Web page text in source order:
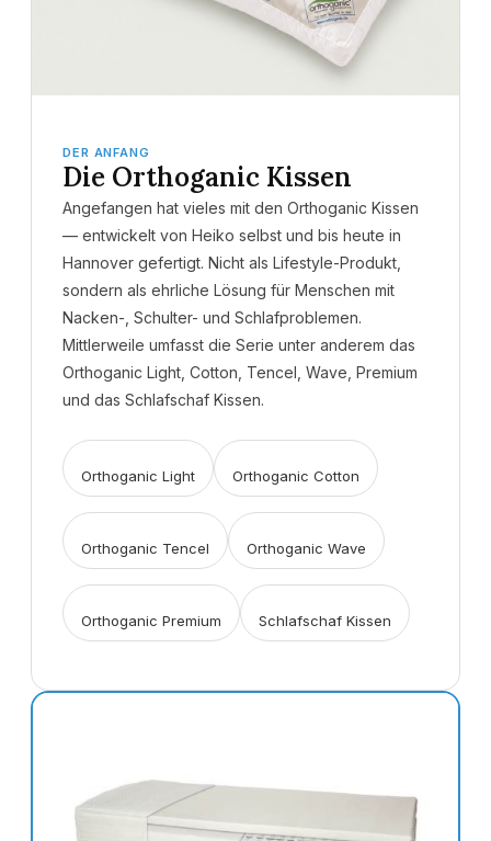
DER ANFANG
Die Orthoganic Kissen
Angefangen hat vieles mit den Orthoganic Kissen
— entwickelt von Heiko selbst und bis heute in
Hannover gefertigt. Nicht als Lifestyle-Produkt,
sondern als ehrliche Lösung für Menschen mit
Nacken-, Schulter- und Schlafproblemen.
Mittlerweile umfasst die Serie unter anderem das
Orthoganic Light, Cotton, Tencel, Wave, Premium
und das Schlafschaf Kissen.
Orthoganic Light Orthoganic Cotton
Orthoganic Tencel Orthoganic Wave
Orthoganic Premium Schlafschaf Kissen